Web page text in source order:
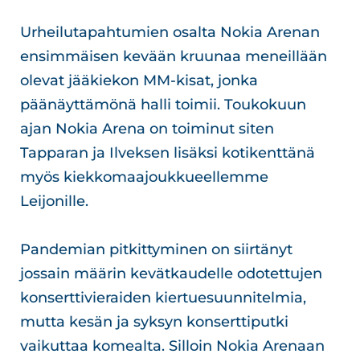
Urheilutapahtumien osalta Nokia Arenan
ensimmäisen kevään kruunaa meneillään
olevat jääkiekon MM-kisat, jonka
päänäyttämönä halli toimii. Toukokuun
ajan Nokia Arena on toiminut siten
Tapparan ja Ilveksen lisäksi kotikenttänä
myös kiekkomaajoukkueellemme
Leijonille.
Pandemian pitkittyminen on siirtänyt
jossain määrin kevätkaudelle odotettujen
konserttivieraiden kiertuesuunnitelmia,
mutta kesän ja syksyn konserttiputki
vaikuttaa komealta. Silloin Nokia Arenaan